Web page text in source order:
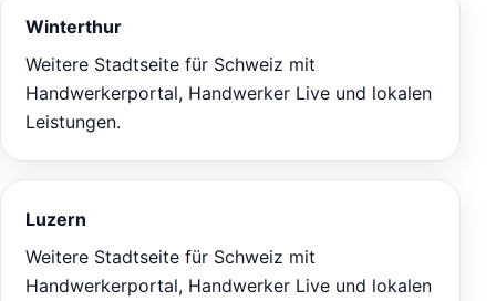
Winterthur
Weitere Stadtseite für Schweiz mit
Handwerkerportal, Handwerker Live und lokalen
Leistungen.
Luzern
Weitere Stadtseite für Schweiz mit
Handwerkerportal, Handwerker Live und lokalen